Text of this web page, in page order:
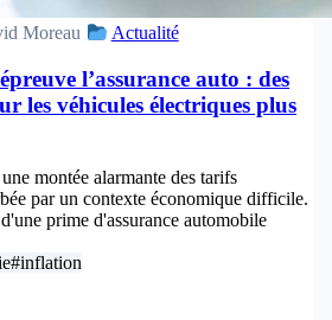
Moreau Actualité
l’assurance auto : des
les véhicules électriques plus
montée alarmante des tarifs
par un contexte économique difficile.
prime d'assurance automobile
#inflation